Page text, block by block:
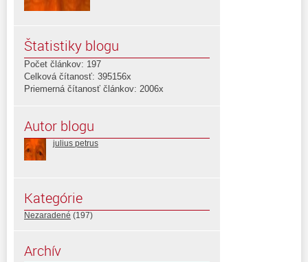
Štatistiky blogu
Počet článkov: 197
Celková čítanosť: 395156x
Priemerná čítanosť článkov: 2006x
Autor blogu
julius petrus
Kategórie
Nezaradené (197)
Archív